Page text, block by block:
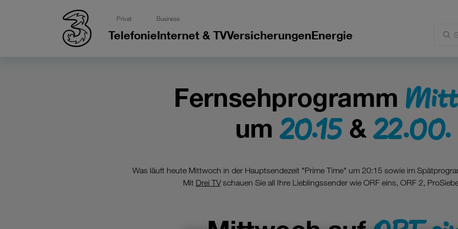
Privat Business
TelefonieInternet & TVVersicherungenEnergie
Fernsehprogramm
um20.15&22.00.
Was läuft heute Mittwoch in der Hauptsendezeit "Prime Time" um 20:15 sowie im
Mit Drei TVschauen Sie all Ihre Lieblingssender wie ORF eins, ORF 2,